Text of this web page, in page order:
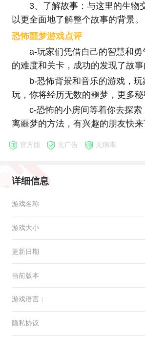
3、了解故事：与这里的生物
以更全面地了解整个故事的背景。
恐怖噩梦游戏点评
a-玩家们凭借自己的智慧和
的难度和关卡，成功的发现了故事
b-恐怖背景和音乐的游戏，
玩，你将经历无数的噩梦，更多秘
c-恐怖的小房间等着你去探索
离噩梦的方法，有兴趣的朋友快来
官方版 无广告 无病毒
详细信息
游戏名称
游戏大小
更新日期
当前版本
游戏语言：
隐私协议